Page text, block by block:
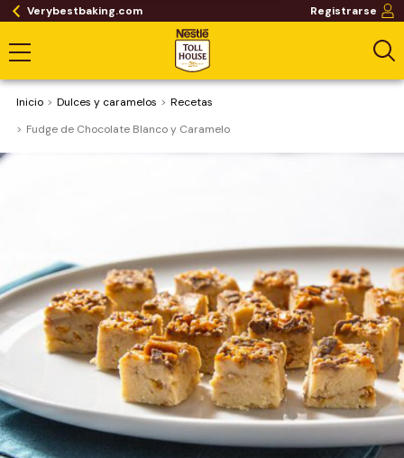
Verybestbaking.com Registrarse
Inicio Dulces y caramelos
Recetas
Fudge de Chocolate Blanco y Caramelo